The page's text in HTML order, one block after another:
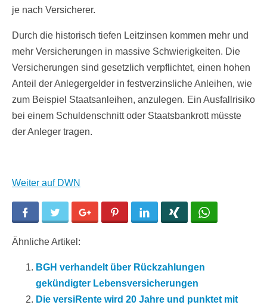
je nach Versicherer.
Durch die historisch tiefen Leitzinsen kommen mehr und
mehr Versicherungen in massive Schwierigkeiten. Die
Versicherungen sind gesetzlich verpflichtet, einen hohen
Anteil der Anlegergelder in festverzinsliche Anleihen, wie
zum Beispiel Staatsanleihen, anzulegen. Ein Ausfallrisiko
bei einem Schuldenschnitt oder Staatsbankrott müsste
der Anleger tragen.
Weiter auf DWN
Facebook Twitter Google+ Pinterest LinkedIn
Ähnliche Artikel:
BGH verhandelt über Rückzahlungen
gekündigter Lebensversicherungen
Die versiRente wird 20 Jahre und punktet mit